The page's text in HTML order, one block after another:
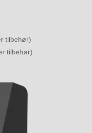
tilbehør)
tilbehør)